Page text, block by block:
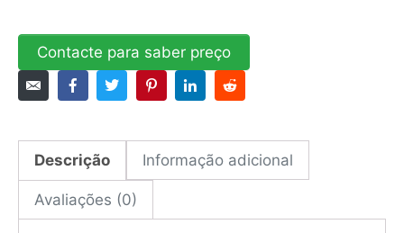
Contacte para saber preço
Descrição Informação adicional
Avaliações (0)